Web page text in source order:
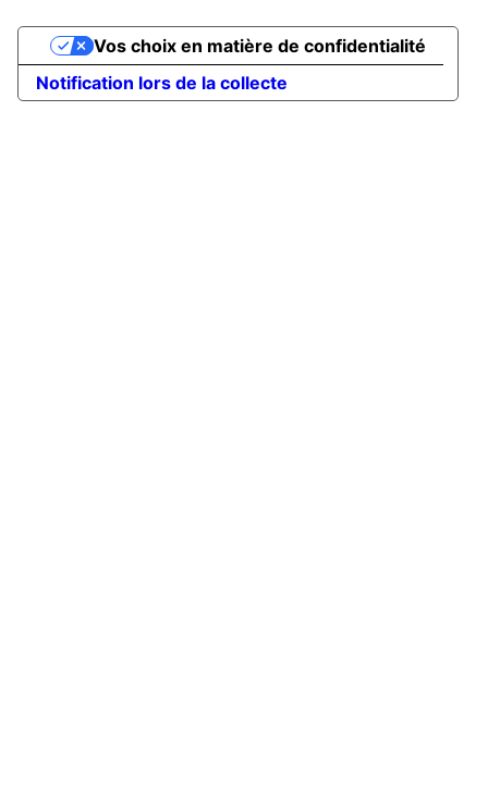
Notification lors de la collecte
Vos choix en matière de confidentialité